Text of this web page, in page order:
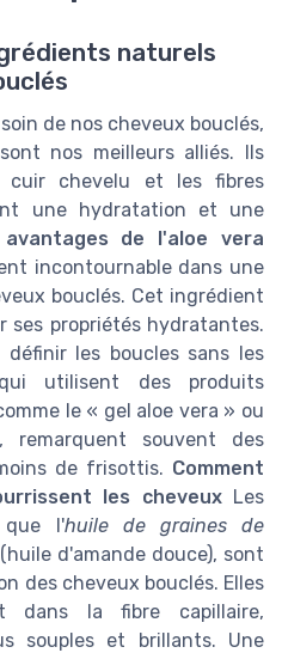
naturels
de nos cheveux bouclés,
nos meilleurs alliés. Ils
chevelu et les fibres
une hydratation et une
avantages de l'aloe vera
incontournable dans une
bouclés. Cet ingrédient
ses propriétés hydratantes.
les boucles sans les
utilisent des produits
le « gel aloe vera » ou
remarquent souvent des
de frisottis. Comment
les cheveuxLes
que l'huile de graines de
(huile d'amande douce), sont
des cheveux bouclés. Elles
dans la fibre capillaire,
souples et brillants. Une